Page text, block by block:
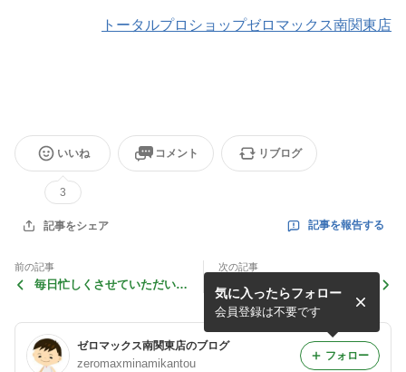
トータルプロショップゼロマックス南関東店
いいね
3
コメント リブログ
記事をシェア 記事を報告する
前の記事
毎日忙しくさせていただいて
次の記事
明日は富士スピードウェイサ
ーキットサポートの日
ゼロマックス南関東店のブログ
zeromaxminamikantou
気に入ったらフォロー
会員登録は不要です
フォロー